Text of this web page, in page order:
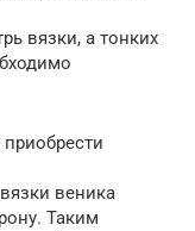
вязки, а тонких
веника
Таким